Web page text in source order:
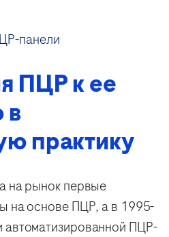
панели
ПЦР к ее
в
практику
на рынок первые
на основе ПЦР, а в 1995-
автоматизированной ПЦР-